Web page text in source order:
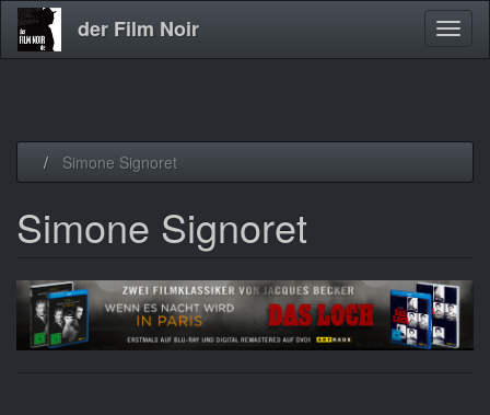
der Film Noir
Simone Signoret
Simone Signoret